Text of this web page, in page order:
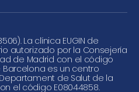
La clínica EUGIN de
autorizado por la Consejería
de Madrid con el código
Barcelona es un centro
de Salut de la
el código E08044858.